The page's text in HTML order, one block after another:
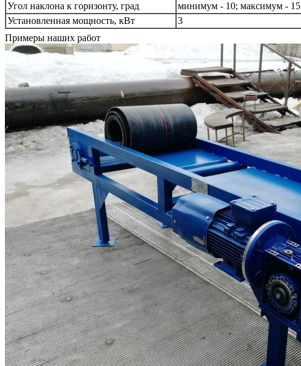
Угол наклона к горизонту, град
минимум - 10; максимум - 15
Установленная мощность, кВт
3
Примеры наших работ